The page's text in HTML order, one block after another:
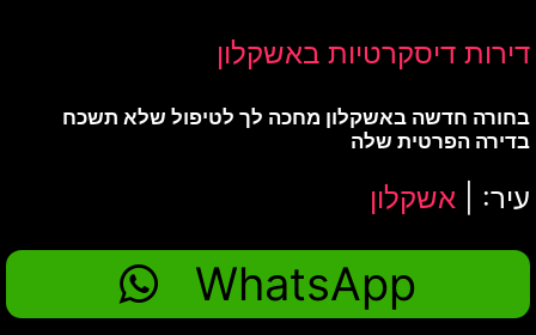
דירות דיסקרטיות באשקלון
בחורה חדשה באשקלון מחכה לך לטיפול שלא תשכח
בדירה הפרטית שלה
עיר: | אשקלון
WhatsApp